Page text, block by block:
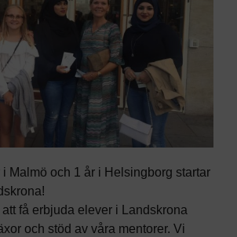
i Malmö och 1 år i Helsingborg startar
få erbjuda elever i Landskrona
och stöd av våra mentorer. Vi